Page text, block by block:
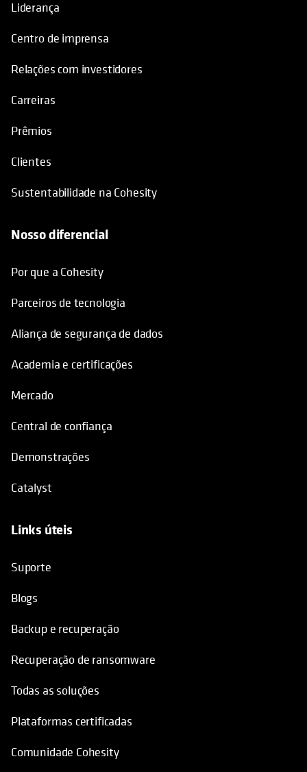
Liderança
Centro de imprensa
Relações com investidores
Carreiras
Prêmios
Clientes
Sustentabilidade na Cohesity
Nosso diferencial
Por que a Cohesity
Parceiros de tecnologia
Aliança de segurança de dados
Academia e certificações
Mercado
Central de confiança
Demonstrações
Catalyst
Links úteis
Suporte
Blogs
Backup e recuperação
Recuperação de ransomware
Todas as soluções
Plataformas certificadas
Comunidade Cohesity